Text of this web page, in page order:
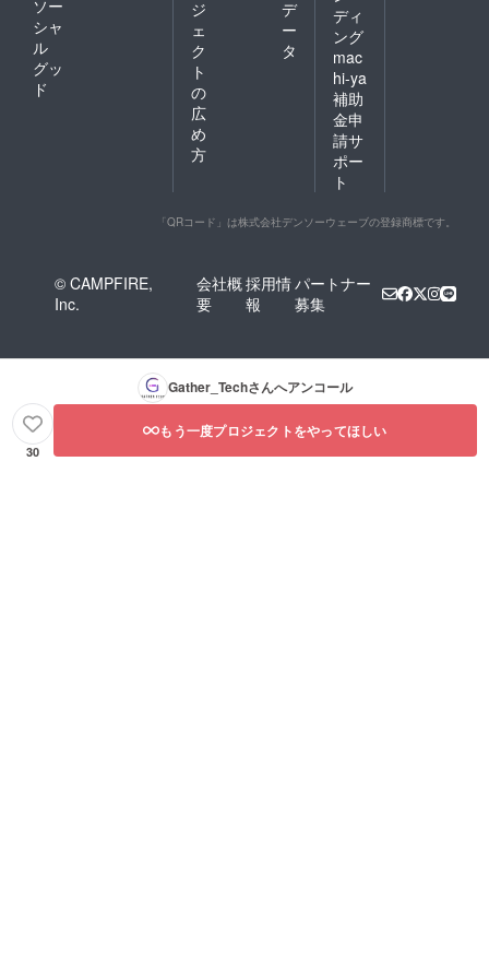
ソー
シャ
ル
グッ
ド
ジ
ェ
ク
ト
の
広
め
方
デ
ー
タ
ディ
ング
mac
hi-ya
補助
金申
請サ
ポー
ト
「QRコード」は株式会社デンソーウェーブの登録商標です。
© CAMPFIRE,
Inc.
会社概
要
採用情
報
パートナー
募集
Gather_Techさんへアンコール
30
もう一度プロジェクトをやってほしい